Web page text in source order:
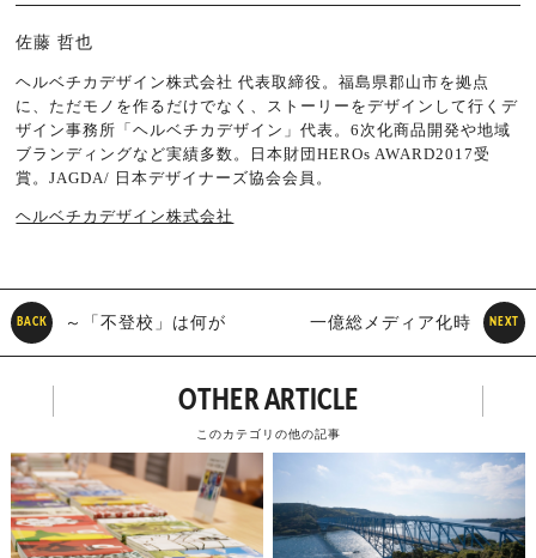
佐藤 哲也
ヘルベチカデザイン株式会社 代表取締役。福島県郡山市を拠点
に、ただモノを作るだけでなく、ストーリーをデザインして行くデ
ザイン事務所「ヘルベチカデザイン」代表。6次化商品開発や地域
ブランディングなど実績多数。日本財団HEROs AWARD2017受
賞。JAGDA/ 日本デザイナーズ協会会員。
ヘルベチカデザイン株式会社
BACK ～「不登校」は何が
防薬「おはなしワクチン」
NEXT
一億総メディア化時
OTHER ARTICLE
このカテゴリの他の記事